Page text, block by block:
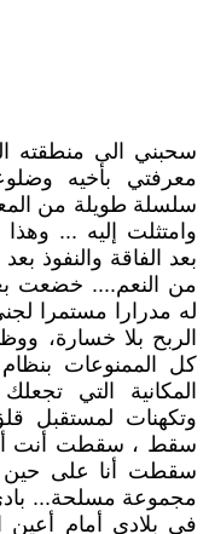
سحبني الى منطقته
معرفتي بأخيه
سلسلة طويلة من
وامتثلت إليه ...
بعد الفاقة والنفوذ
من النعم.... خضعت
له مدرارا مستمرا
الربح بلا خسارة،
كل الممنوعات بنظام
المكانية التي
وتكهنات لمستقبل
سقط ، سقطت أنت
سقطت أنا على
مجموعة مسلحة...
في بلادي أمام